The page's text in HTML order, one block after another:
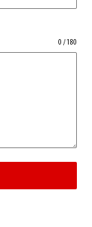
0 / 180